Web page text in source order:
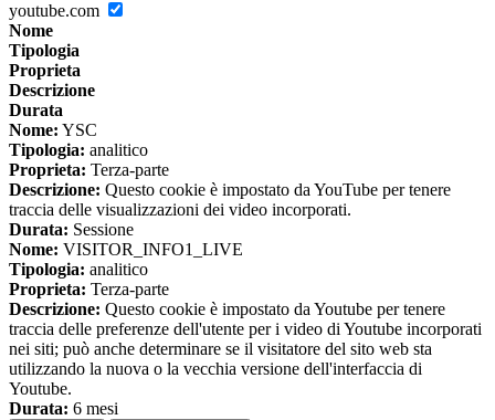
youtube.com
Nome
Tipologia
Proprieta
Descrizione
Durata
Nome: YSC
Tipologia: analitico
Proprieta: Terza-parte
Descrizione: Questo cookie è impostato da YouTube per tenere
traccia delle visualizzazioni dei video incorporati.
Durata: Sessione
Nome: VISITOR_INFO1_LIVE
Tipologia: analitico
Proprieta: Terza-parte
Descrizione: Questo cookie è impostato da Youtube per tenere
traccia delle preferenze dell'utente per i video di Youtube incorporati
nei siti; può anche determinare se il visitatore del sito web sta
utilizzando la nuova o la vecchia versione dell'interfaccia di
Youtube.
Durata: 6 mesi